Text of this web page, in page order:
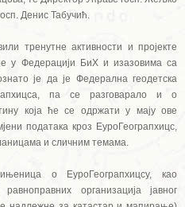
Денис Табучић.
тренутне активности и пројекте
у Федерацији БиХ и изазовима са
је да је Федерална геодетска
па се разговарало и о
која ће се одржати у мају ове
података кроз ЕуроГеограпхицс,
и сличним темама.
о ЕуроГеограпхицсу, као
организација јавног